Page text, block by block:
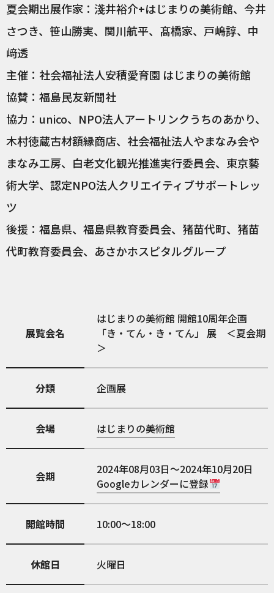
夏会期出展作家：淺井裕介+はじまりの美術館、今井
さつき、笹山勝実、関川航平、髙橋家、戸嶋諄、中
﨑透
主催：社会福祉法人安積愛育園 はじまりの美術館
協賛：福島民友新聞社
協力：unico、NPO法人アートリンクうちのあかり、
木村徳蔵古材額縁商店、社会福祉法人やまなみ会や
まなみ工房、白老文化観光推進実行委員会、東京藝
術大学、認定NPO法人クリエイティブサポートレッ
ツ
後援：福島県、福島県教育委員会、猪苗代町、猪苗
代町教育委員会、あさかホスピタルグループ
展覧会名
はじまりの美術館 開館10周年企画
「き・てん・き・てん」 展 ＜夏会期
＞
分類 企画展
会場 はじまりの美術館
会期
2024年08月03日～2024年10月20日
Googleカレンダーに登録
開館時間 10:00〜18:00
休館日 火曜日